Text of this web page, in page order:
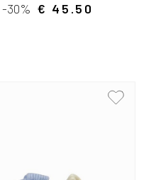
-30% € 45.50